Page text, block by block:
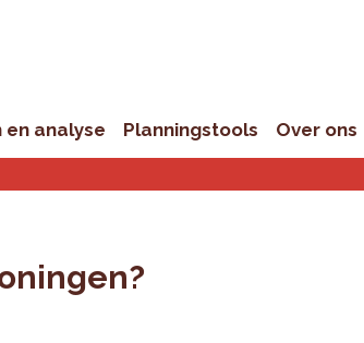
analyse Planningstools Over ons